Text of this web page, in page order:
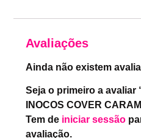
Avaliações
Ainda não existem
Seja o primeiro a avaliar
INOCOS COVER
Tem de iniciar sessão
avaliação.